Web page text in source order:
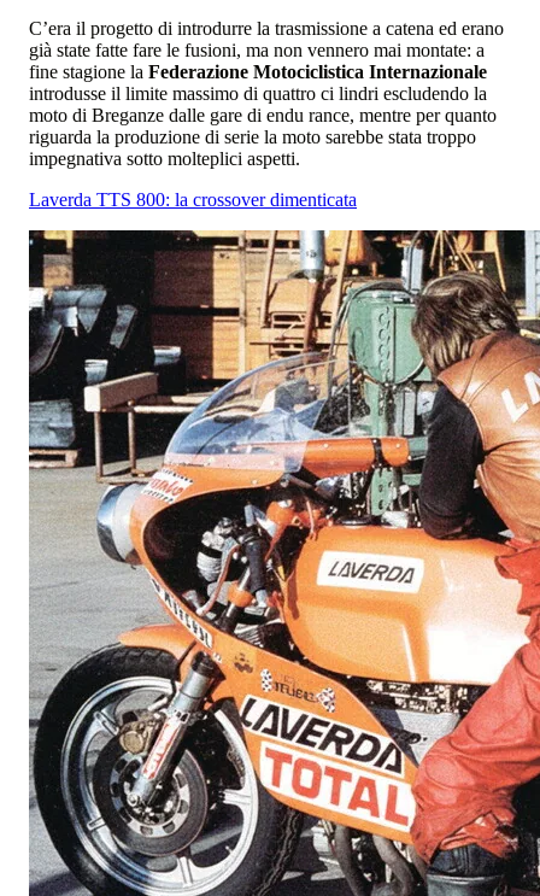
C’era il progetto di introdurre la trasmissione a catena ed erano
già state fatte fare le fusioni, ma non vennero mai montate: a
fine stagione la Federazione Motociclistica Internazionale
introdusse il limite massimo di quattro ci lindri escludendo la
moto di Breganze dalle gare di endu rance, mentre per quanto
riguarda la produzione di serie la moto sarebbe stata troppo
impegnativa sotto molteplici aspetti.
Laverda TTS 800: la crossover dimenticata